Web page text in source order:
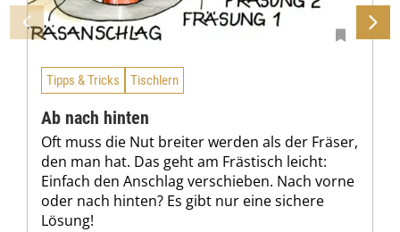
Tipps & Tricks Tischlern
Ab nach hinten
Oft muss die Nut breiter werden als der Fräser,
den man hat. Das geht am Frästisch leicht:
Einfach den Anschlag verschieben. Nach vorne
oder nach hinten? Es gibt nur eine sichere
Lösung!